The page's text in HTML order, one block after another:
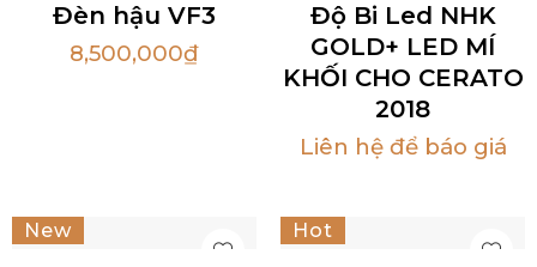
Đèn hậu VF3
8,500,000₫
Độ Bi Led NHK
GOLD+ LED MÍ
KHỐI CHO CERATO
2018
Liên hệ để báo giá
New
Hot